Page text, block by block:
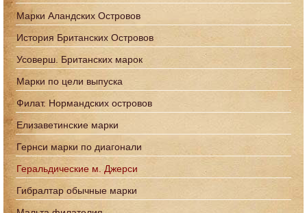
Марки Аландских Островов
История Британских Островов
Усоверш. Британских марок
Марки по цели выпуска
Филат. Нормандских островов
Елизаветинские марки
Гернси марки по диагонали
Геральдические м. Джерси
Гибралтар обычные марки